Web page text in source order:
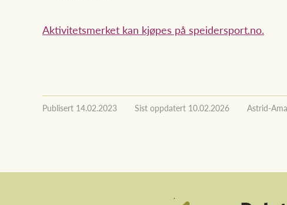
Aktivitetsmerket kan kjøpes på speidersport.no.
Publisert 14.02.2023 Sist oppdatert 10.02.2026 Astrid-
´